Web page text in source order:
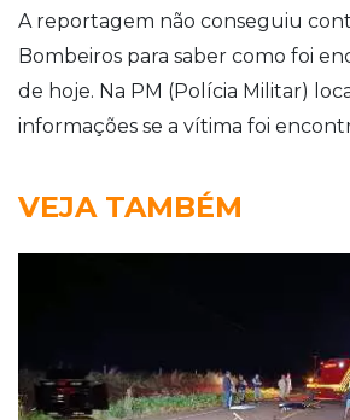
A reportagem não conseguiu
Bombeiros para saber como foi
de hoje. Na PM (Polícia Militar)
informações se a vítima foi
VEJA TAMBÉM